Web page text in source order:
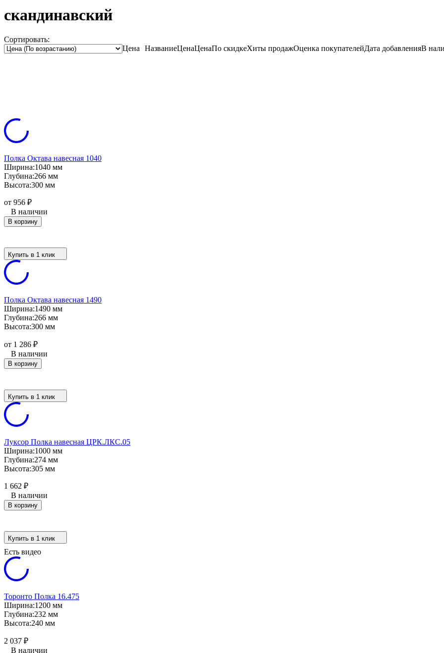
скандинавский
Сортировать:
Цена
НазваниеЦенаЦенаПо скидкеХиты продажОценка покупателейДата добавленияВ
Полка Октава навесная 1040
Ширина:1040 мм
Глубина:266 мм
Высота:300 мм
от 956 ₽
В наличии
В корзину
Купить в 1 клик
Полка Октава навесная 1490
Ширина:1490 мм
Глубина:266 мм
Высота:300 мм
от 1 286 ₽
В наличии
В корзину
Купить в 1 клик
Луксор Полка навесная ЦРК.ЛКС.05
Ширина:1000 мм
Глубина:274 мм
Высота:305 мм
1 662 ₽
В наличии
В корзину
Купить в 1 клик
Есть видео
Торонто Полка 16.475
Ширина:1200 мм
Глубина:232 мм
Высота:240 мм
2 037 ₽
В наличии